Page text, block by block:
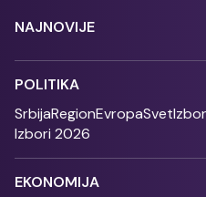
NAJNOVIJE
POLITIKA
SrbijaRegionEvropaSvet
Izbori 2026
EKONOMIJA